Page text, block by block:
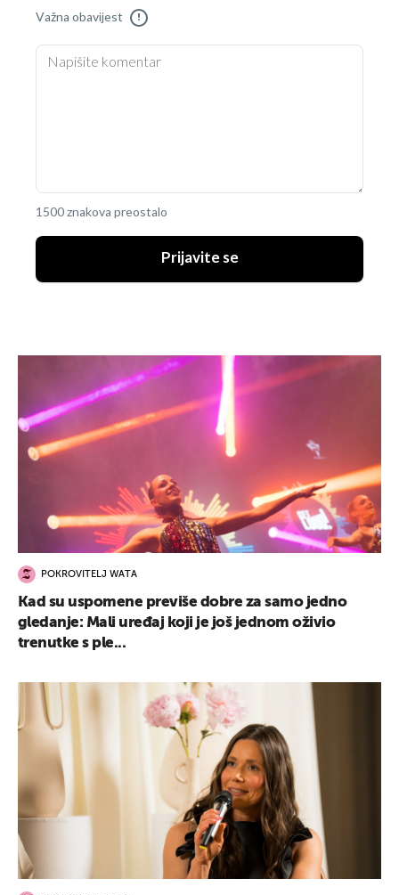
Važna obavijest !
1500 znakova preostalo
Prijavite se
POKROVITELJ WATA
Kad su uspomene previše dobre za samo jedno
gledanje: Mali uređaj koji je još jednom oživio
trenutke s ple...